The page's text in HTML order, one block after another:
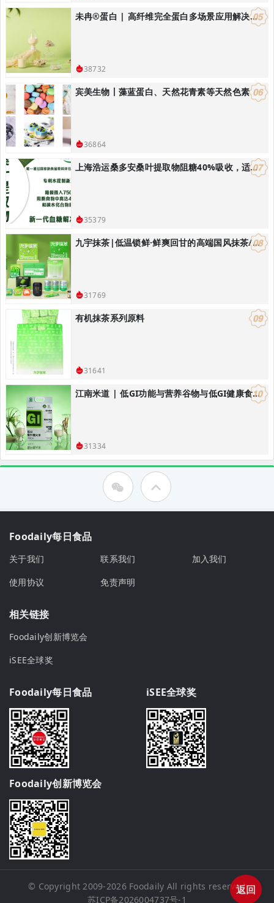
返回
未冉®️蛋白 | 高纤维完全蛋白多场景应用解决方案
38732
宾美生物丨藻蓝蛋白、天然花青素等天然色素
36864
上海浩运桑多安桑叶提取物阻糖40%吸收，适合开发减肥控体产品
35379
九宇抹茶|低温锁鲜·鲜爽回甘的高端国风抹茶/饮品烘焙解决方案
31769
有机抹茶系列原料
31641
江南米道 | 低GI功能与营养谷物与低GI健康食品研发，低GI健康主食解决方案
31334
Foodaily每日食品
关于我们 联系我们
加入我们
使用协议
免责声明
相关链接
Foodaily创新博览会
iSEE全球奖
Foodaily每日食品 iSEE全球奖
Foodaily创新博览会
© Copyright 2009-2026 Foodaily All rights reserved
苏ICP备2026004737号-1